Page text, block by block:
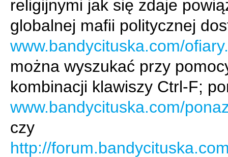
religijnymi jak się zdaje
globalnej mafii politycznej
www.bandycituska.com/
można wyszukać przy
kombinacji klawiszy Ctrl-F;
www.bandycituska.com/
czy
http://